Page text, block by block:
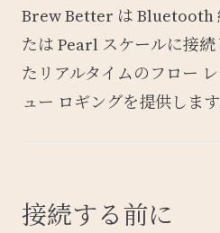
Brew Better は Bluetooth
たは Pearl スケールに接
たリアルタイムのフロー
ュー ロギングを提供します
接続する前に